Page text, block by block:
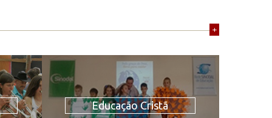
+
Educação Cristã